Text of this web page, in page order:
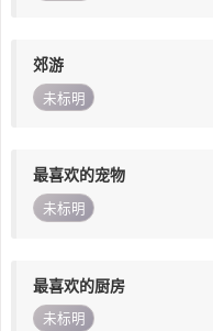
郊游
未标明
最喜欢的宠物
未标明
最喜欢的厨房
未标明